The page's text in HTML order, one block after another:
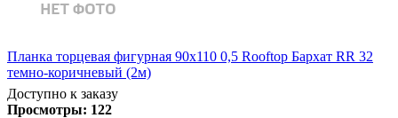
Планка торцевая фигурная 90х110 0,5 Rooftop Бархат RR 32
темно-коричневый (2м)
Доступно к заказу
Просмотры: 122